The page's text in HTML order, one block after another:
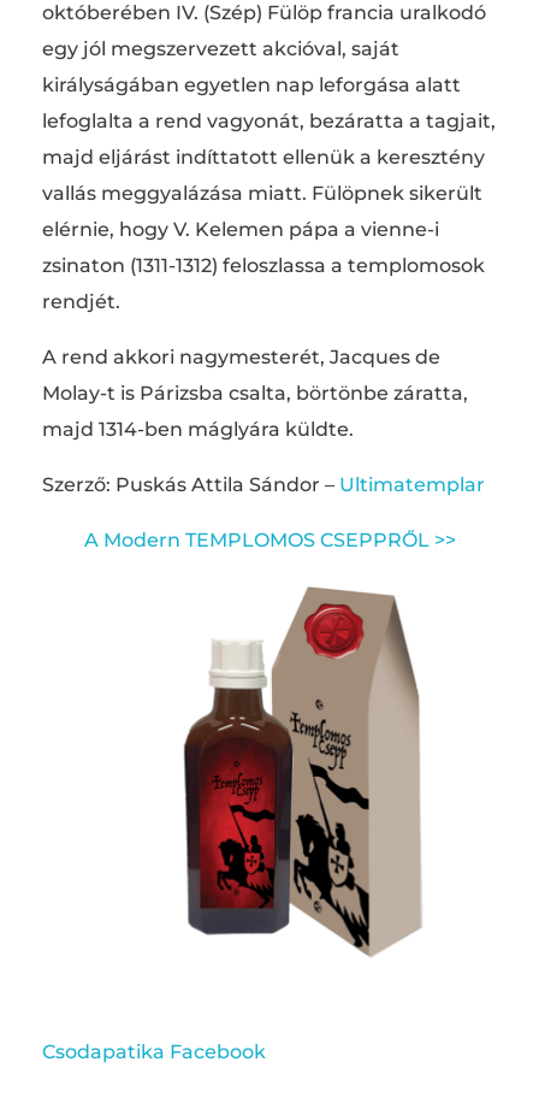
októberében IV. (Szép) Fülöp francia uralkodó
egy jól megszervezett akcióval, saját
királyságában egyetlen nap leforgása alatt
lefoglalta a rend vagyonát, bezáratta a tagjait,
majd eljárást indíttatott ellenük a keresztény
vallás meggyalázása miatt. Fülöpnek sikerült
elérnie, hogy V. Kelemen pápa a vienne-i
zsinaton (1311-1312) feloszlassa a templomosok
rendjét.
A rend akkori nagymesterét, Jacques de
Molay-t is Párizsba csalta, börtönbe záratta,
majd 1314-ben máglyára küldte.
Szerző: Puskás Attila Sándor – Ultimatemplar
A Modern TEMPLOMOS CSEPPRŐL >>
Csodapatika Facebook